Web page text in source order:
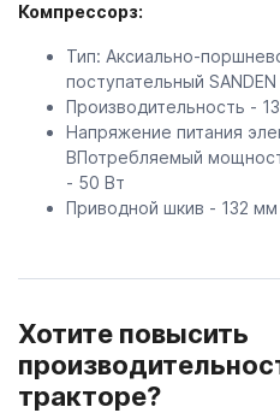
Компрессорз:
Тип: Аксиально-
поступательный SANDEN
Производительность -
Напряжение питания
ВПотребляемый
- 50 Вт
Приводной шкив - 132 мм
Хотите повысить
тракторе?